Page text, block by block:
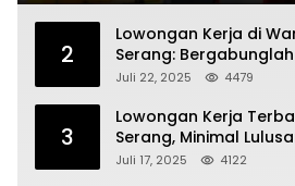
2
Lowongan Kerja di
Serang:
Kecantikan
Juli 22, 2025 4479
3
Lowongan Kerja
Serang, Minimal
Sederajat
Juli 17, 2025 4122